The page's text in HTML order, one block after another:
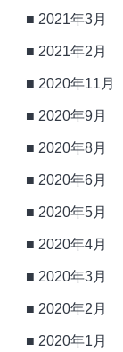
2021年3月
2021年2月
2020年11月
2020年9月
2020年8月
2020年6月
2020年5月
2020年4月
2020年3月
2020年2月
2020年1月